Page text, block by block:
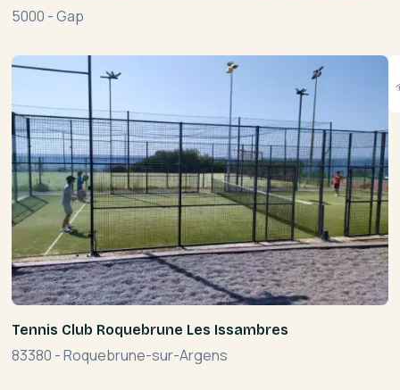
5000 -Gap
Tennis Club Roquebrune Les Issambres
83380 -Roquebrune-sur-Argens